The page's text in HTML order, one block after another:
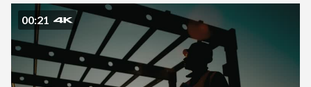
00:21